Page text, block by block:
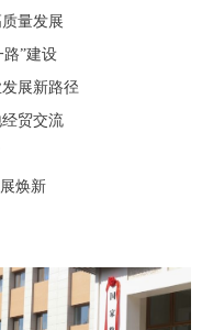
量发展
”建设
展新路径
贸交流
焕新